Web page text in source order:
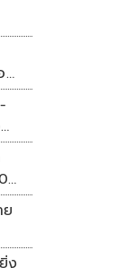
น
ง